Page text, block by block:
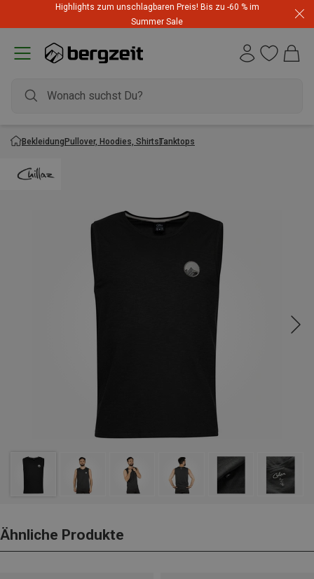
Highlights zum unschlagbaren Preis! Bis zu -60 % im
Summer Sale
BekleidungPullover, Hoodies, ShirtsTanktops
Ähnliche Produkte